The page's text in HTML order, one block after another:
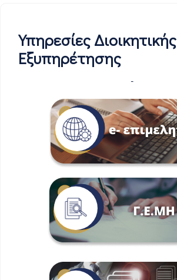
Υπηρεσίες Διοικητικής
Εξυπηρέτησης
-